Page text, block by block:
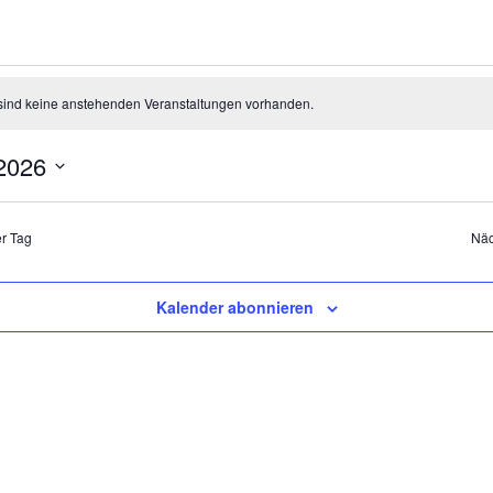
keine anstehenden Veranstaltungen vorhanden.
Tag
Kalender abonnieren